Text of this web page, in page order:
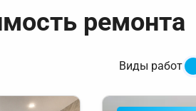
ремонта
Виды работ